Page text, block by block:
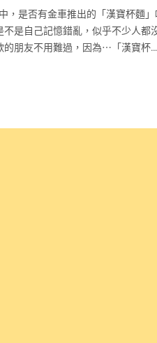
，是否有金車推出的「漢寶杯麵
不是自己記憶錯亂，似乎不少人都
的朋友不用難過，因為⋯「漢寶杯…